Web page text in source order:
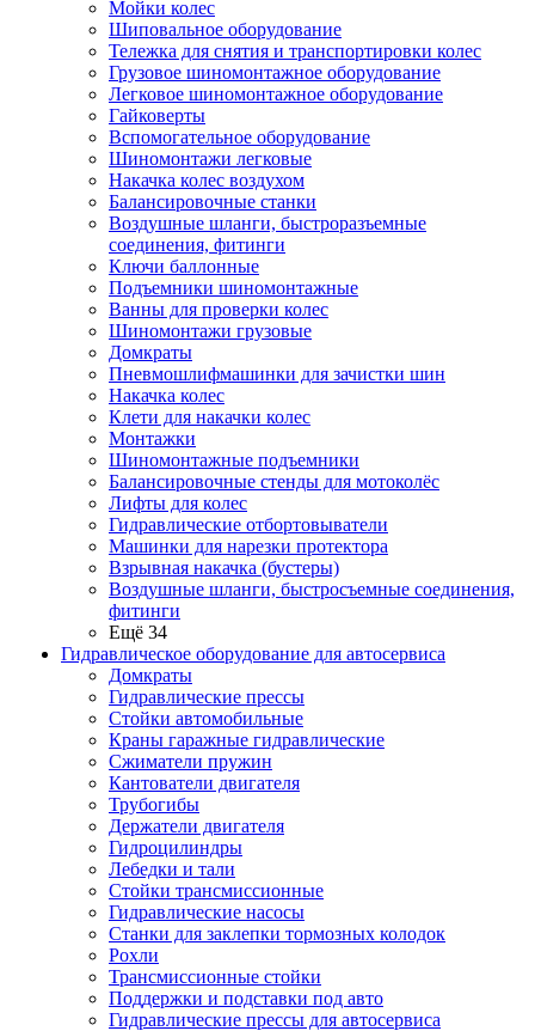
Мойки колес
Шиповальное оборудование
Тележка для снятия и транспортировки колес
Грузовое шиномонтажное оборудование
Легковое шиномонтажное оборудование
Гайковерты
Вспомогательное оборудование
Шиномонтажи легковые
Накачка колес воздухом
Балансировочные станки
Воздушные шланги, быстроразъемные
соединения, фитинги
Ключи баллонные
Подъемники шиномонтажные
Ванны для проверки колес
Шиномонтажи грузовые
Домкраты
Пневмошлифмашинки для зачистки шин
Накачка колес
Клети для накачки колес
Монтажки
Шиномонтажные подъемники
Балансировочные стенды для мотоколёс
Лифты для колес
Гидравлические отбортовыватели
Машинки для нарезки протектора
Взрывная накачка (бустеры)
Воздушные шланги, быстросъемные соединения,
фитинги
Ещё 34
Гидравлическое оборудование для автосервиса
Домкраты
Гидравлические прессы
Стойки автомобильные
Краны гаражные гидравлические
Сжиматели пружин
Кантователи двигателя
Трубогибы
Держатели двигателя
Гидроцилиндры
Лебедки и тали
Стойки трансмиссионные
Гидравлические насосы
Cтанки для заклепки тормозных колодок
Рохли
Трансмиссионные стойки
Поддержки и подставки под авто
Гидравлические прессы для автосервиса